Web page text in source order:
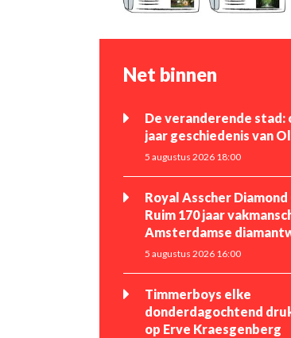
Net binnen
De veranderende stad:
jaar geschiedenis van
5 augustus 2026 18:00
Royal Asscher Diamond
Ruim 170 jaar
Amsterdamse
5 augustus 2026 16:00
Timmerboys elke
donderdagochtend
op Erve Kraesgenberg